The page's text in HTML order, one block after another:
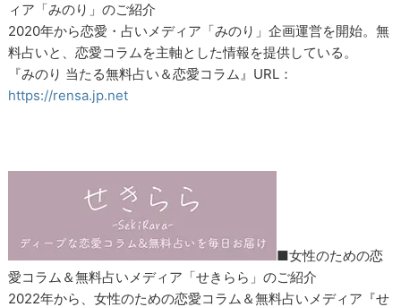
ィア「みのり」のご紹介
2020年から恋愛・占いメディア「みのり」企画運営を開始。無
料占いと、恋愛コラムを主軸とした情報を提供している。
『みのり 当たる無料占い＆恋愛コラム』URL：
https://rensa.jp.net
■女性のための恋
愛コラム＆無料占いメディア「せきらら」のご紹介
2022年から、女性のための恋愛コラム＆無料占いメディア『せ